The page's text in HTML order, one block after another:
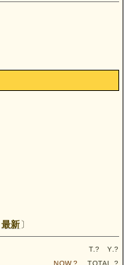
最新 〕
T.? Y.?
NOW.? TOTAL.?